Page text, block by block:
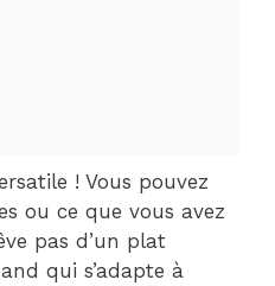
! Vous pouvez
ou ce que vous avez
pas d’un plat
qui s’adapte à